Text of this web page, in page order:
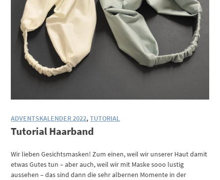
ADVENTSKALENDER 2022,TUTORIAL
Tutorial Haarband
Wir lieben Gesichtsmasken! Zum einen, weil wir unserer Haut damit
etwas Gutes tun – aber auch, weil wir mit Maske sooo lustig
aussehen – das sind dann die sehr albernen Momente in der